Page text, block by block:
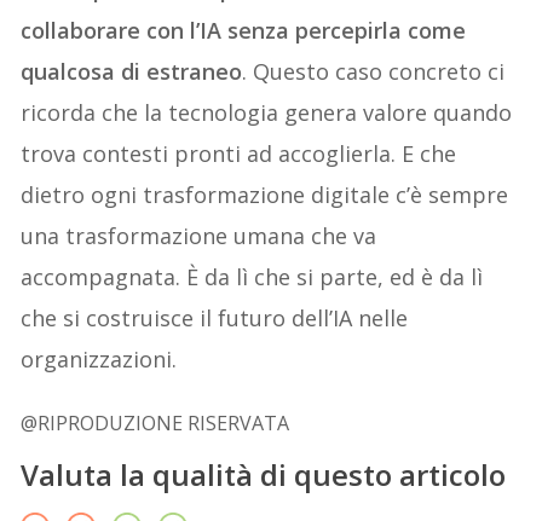
collaborare con l’IA senza percepirla come
qualcosa di estraneo. Questo caso concreto ci
ricorda che la tecnologia genera valore quando
trova contesti pronti ad accoglierla. E che
dietro ogni trasformazione digitale c’è sempre
una trasformazione umana che va
accompagnata. È da lì che si parte, ed è da lì
che si costruisce il futuro dell’IA nelle
organizzazioni.
@RIPRODUZIONE RISERVATA
Valuta la qualità di questo articolo